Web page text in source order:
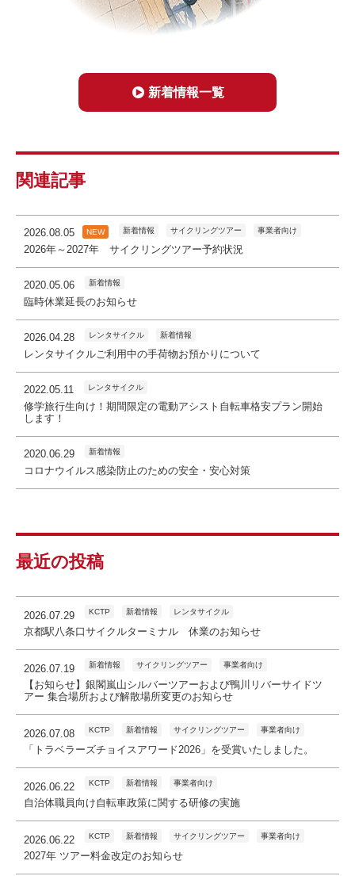
新着情報一覧
関連記事
2026.08.05 NEW 新着情報 サイクリングツアー 事業者向け
2026年～2027年 サイクリングツアー予約状況
2020.05.06 新着情報
臨時休業延長のお知らせ
2026.04.28 レンタサイクル 新着情報
レンタサイクルご利用中の手荷物お預かりについて
2022.05.11 レンタサイクル
修学旅行生向け！期間限定の電動アシスト自転車格安プラン開始
します！
2020.06.29 新着情報
コロナウイルス感染防止のための安全・安心対策
最近の投稿
2026.07.29 KCTP 新着情報 レンタサイクル
京都駅八条口サイクルターミナル 休業のお知らせ
2026.07.19 新着情報 サイクリングツアー 事業者向け
【お知らせ】銀閣嵐山シルバーツアーおよび鴨川リバーサイドツ
アー 集合場所および解散場所変更のお知らせ
2026.07.08 KCTP 新着情報 サイクリングツアー 事業者向け
「トラベラーズチョイスアワード2026」を受賞いたしました。
2026.06.22 KCTP 新着情報 事業者向け
自治体職員向け自転車政策に関する研修の実施
2026.06.22 KCTP 新着情報 サイクリングツアー 事業者向け
2027年 ツアー料金改定のお知らせ